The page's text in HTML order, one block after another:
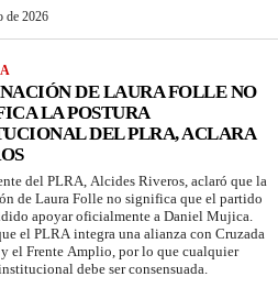
de 2026
DE LAURA FOLLE NO
LA POSTURA
DEL PLRA, ACLARA
del PLRA, Alcides Riveros, aclaró que la
de Laura Folle no significa que el partido
apoyar oficialmente a Daniel Mujica.
el PLRA integra una alianza con Cruzada
el Frente Amplio, por lo que cualquier
debe ser consensuada.